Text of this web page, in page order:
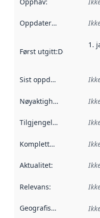
Oppdateringsfrekvens :
Først utgitt:Denne
1.
Sist oppdatert
Nøyaktighet
Tilgjengelighet
Kompletthet
Aktualitet:
Relevans:
Geografisk avgrensning :